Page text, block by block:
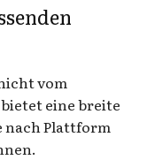
vom
eine breite
nach Plattform